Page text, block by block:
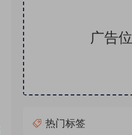
广告位
热门标签